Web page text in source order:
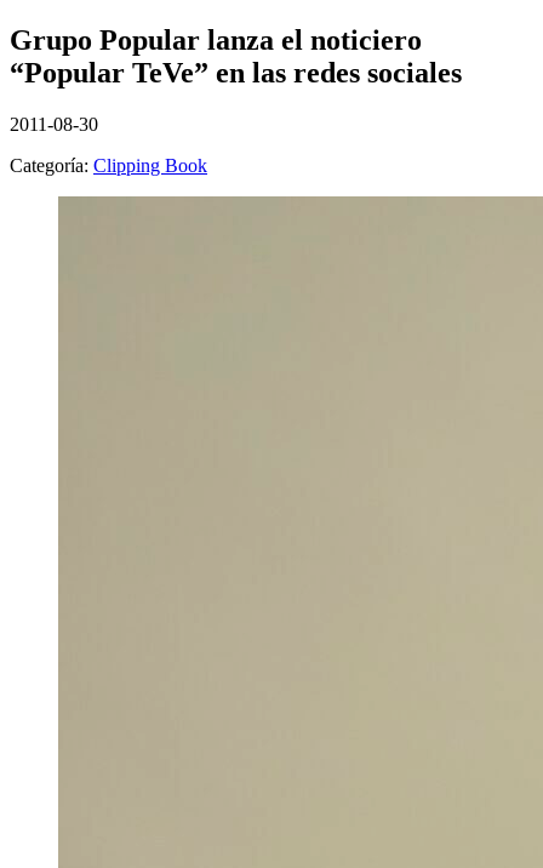
Grupo Popular lanza el noticiero
“Popular TeVe” en las redes sociales
2011-08-30
Categoría: Clipping Book